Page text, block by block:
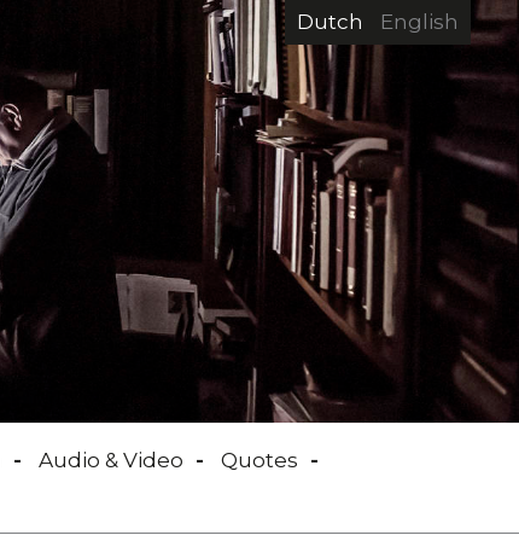
Dutch English
Audio & Video
Quotes